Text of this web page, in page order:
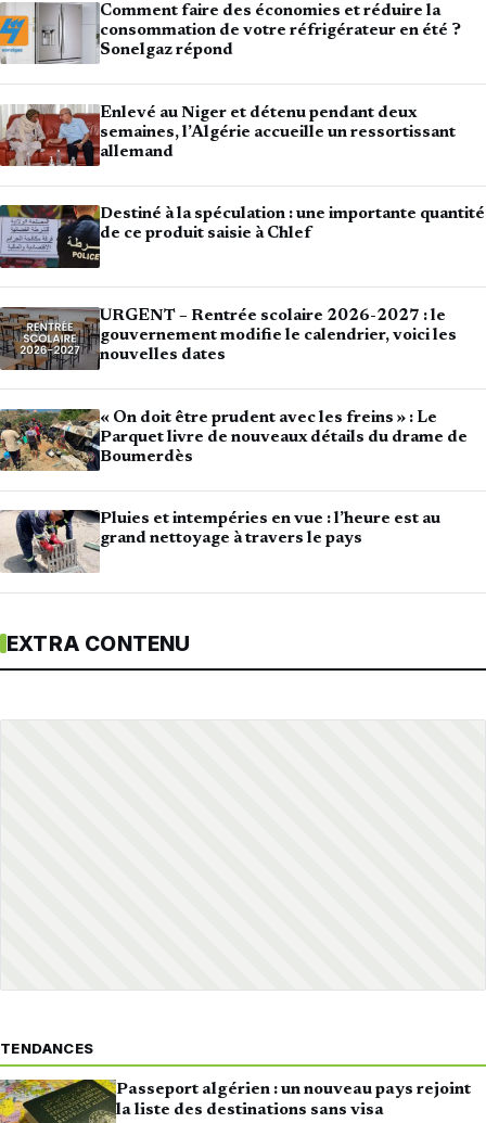
Comment faire des économies et réduire la
consommation de votre réfrigérateur en été ?
Sonelgaz répond
Enlevé au Niger et détenu pendant deux
semaines, l’Algérie accueille un ressortissant
allemand
Destiné à la spéculation : une importante quantité
de ce produit saisie à Chlef
URGENT – Rentrée scolaire 2026-2027 : le
gouvernement modifie le calendrier, voici les
nouvelles dates
« On doit être prudent avec les freins » : Le
Parquet livre de nouveaux détails du drame de
Boumerdès
Pluies et intempéries en vue : l’heure est au
grand nettoyage à travers le pays
EXTRA CONTENU
TENDANCES
Passeport algérien : un nouveau pays rejoint
la liste des destinations sans visa